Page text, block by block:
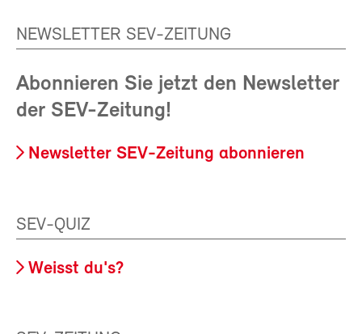
NEWSLETTER SEV-ZEITUNG
Abonnieren Sie jetzt den Newsletter
der SEV-Zeitung!
Newsletter SEV-Zeitung abonnieren
SEV-QUIZ
Weisst du's?